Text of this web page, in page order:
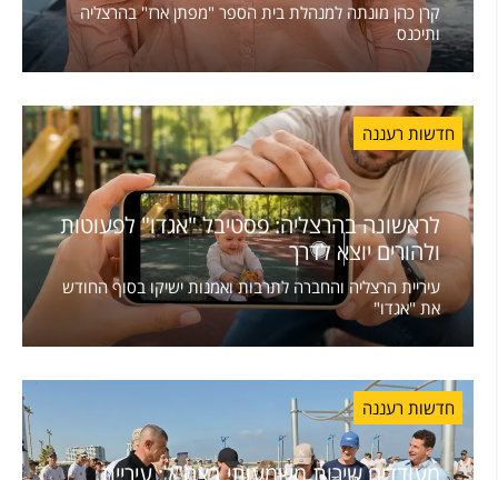
קרן כהן מונתה למנהלת בית הספר "מפתן ארז" בהרצליה
ותיכנס
חדשות רעננה
לראשונה בהרצליה: פסטיבל "אגדו" לפעוטות
ולהורים יוצא לדרך
עיריית הרצליה והחברה לתרבות ואמנות ישיקו בסוף החודש
את "אגדו"
חדשות רעננה
מעודדים שירות משמעותי בצה"ל: עיריית